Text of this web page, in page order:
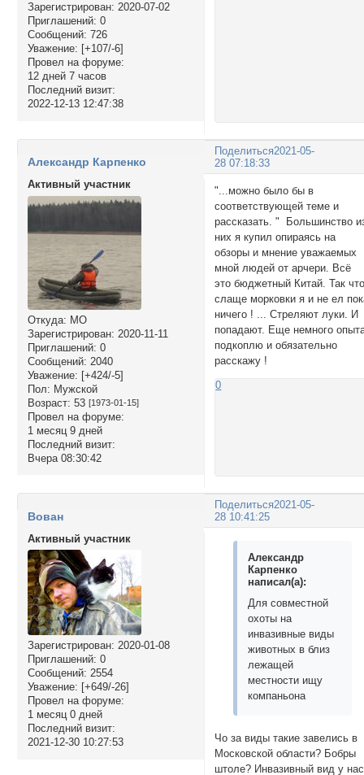
Зарегистрирован: 2020-07-02
Приглашений: 0
Сообщений: 726
Уважение: [+107/-6]
Провел на форуме:
12 дней 7 часов
Последний визит:
2022-12-13 12:47:38
Поделиться2021-05-
28 07:18:33
Александр Карпенко
Активный участник
Откуда: МО
Зарегистрирован: 2020-11-11
Приглашений: 0
Сообщений: 2040
Уважение: [+424/-5]
Пол: Мужской
Возраст: 53 [1973-01-15]
Провел на форуме:
1 месяц 9 дней
Последний визит:
Вчера 08:30:42
"...можно было бы в
соответствующей теме и
рассказать. " Большинство
них я купил опираясь на
обзоры и мнение уважаемых
мной людей от арчери. Всё
это бюджетный Китай. Так
слаще морковки я и не ел
ничего ! ... Стреляют луки. И
попадают. Еще немного
подкоплю и обязательно
расскажу !
0
Поделиться2021-05-
28 10:41:25
Вован
Активный участник
Зарегистрирован: 2020-01-08
Приглашений: 0
Сообщений: 2554
Уважение: [+649/-26]
Провел на форуме:
1 месяц 0 дней
Последний визит:
2021-12-30 10:27:53
Александр
Карпенко
написал(а):
Для совместной
охоты на
инвазивные виды
животных в близ
лежащей
местности ищу
компаньона
Чо за виды такие завелись в
Московской области? Бобры
штоле? Инвазивный вид у нас